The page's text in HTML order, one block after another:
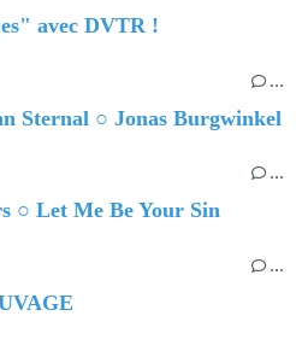
avec DVTR !
…
Sternal ○ Jonas Burgwinkel
…
○ Let Me Be Your Sin
…